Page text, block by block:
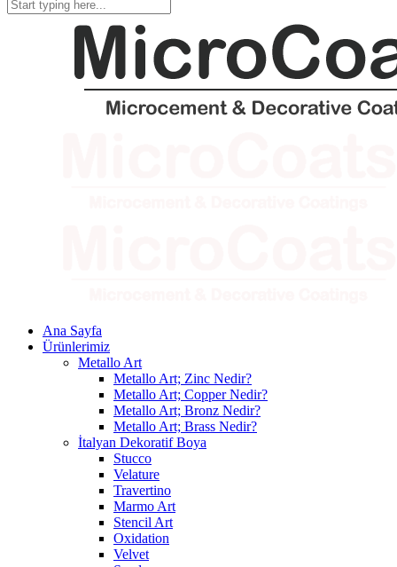
Ana Sayfa
Ürünlerimiz
Metallo Art
Metallo Art; Zinc Nedir?
Metallo Art; Copper Nedir?
Metallo Art; Bronz Nedir?
Metallo Art; Brass Nedir?
İtalyan Dekoratif Boya
Stucco
Velature
Travertino
Marmo Art
Stencil Art
Oxidation
Velvet